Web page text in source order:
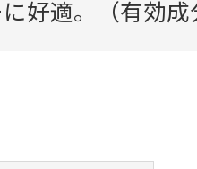
好適。（有効成